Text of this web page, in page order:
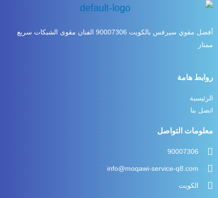
أفضل مقوي سيرفس بالكويت 90007306 الفنان مقوى الشبكات سريع
ممتاز
روابط هامة
الرئيسية
اتصل بنا
معلومات التواصل
90007306
info@moqawi-service-q8.com
الكويت